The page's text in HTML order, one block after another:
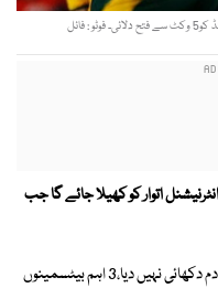
: فائل
جنوبی افریقہ اور انگلینڈ کے درمیان دوسرا ٹی 20 انٹرنیشنل اتوار کو کھیلا جائے گا جب
پہلے میچ میں جنوبی افریقہ کی بولنگ میں زیادہ دم دکھائی نہیں دیا،3 اہم بیٹسمینوں